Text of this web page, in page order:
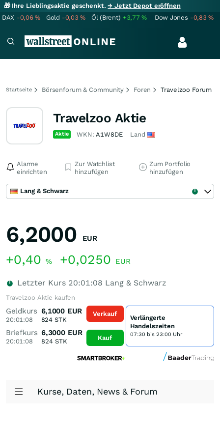
🎁 Ihre Lieblingsaktie geschenkt.→ Jetzt Depot eröffnen
DAX -0,06% Gold -0,03% Öl (Brent) +3,77% Dow Jones -0,83%
Startseite Börsenforum & Community Foren Travelzoo Forum
Travelzoo Aktie
Aktie WKN:A1W8DE Land
Alarme
einrichten
Zur Watchlist
hinzufügen
Zum Portfolio
hinzufügen
Lang & Schwarz
6,2000 EUR
+0,40 % +0,0250 EUR
Letzter Kurs 20:01:08 Lang & Schwarz
Travelzoo Aktie kaufen
Geldkurs
20:01:08
6,1000 EUR
824 STK
Briefkurs
20:01:08
6,3000 EUR
824STK
Verkauf
Kauf
Verlängerte
Handelszeiten
07:30 bis 23:00 Uhr
Kurse, Daten, News & Forum